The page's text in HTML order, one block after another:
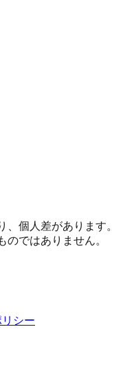
個人差があります。
のではありません。
シー